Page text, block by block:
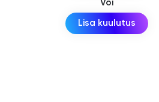
Või
Lisa kuulutus